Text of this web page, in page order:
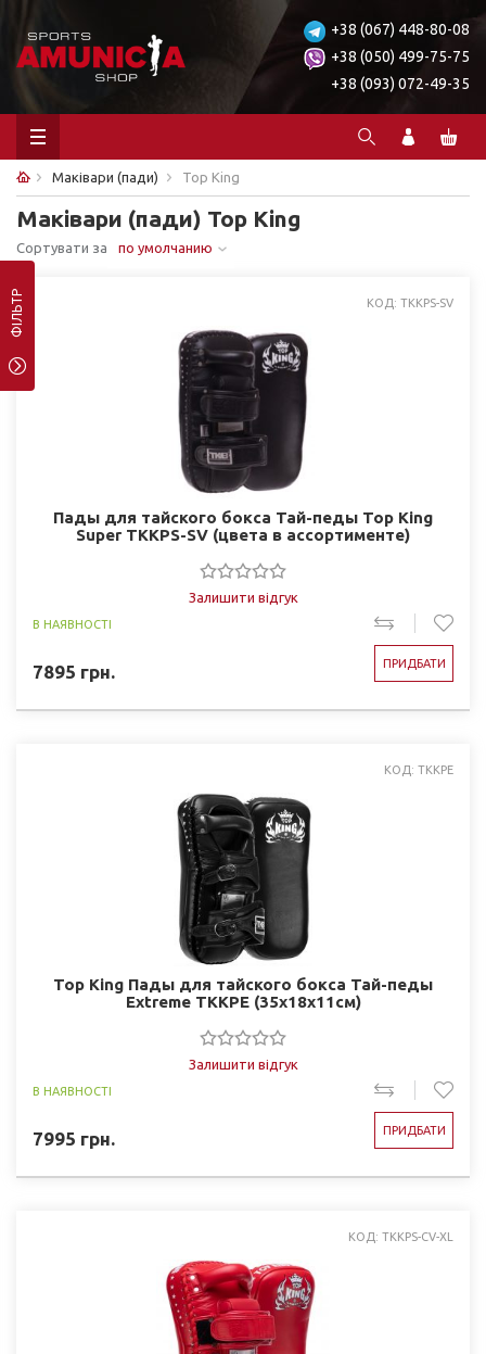
+38 (067) 448-80-08
+38 (050) 499-75-75
+38 (093) 072-49-35
Маківари (пади) Top King
Маківари (пади) Top King
Сортувати за по умолчанию
ФІЛЬТР КОД: TKKPS-SV
Пады для тайского бокса Тай-педы Top King
Super TKKPS-SV (цвета в ассортименте)
Залишити відгук
В НАЯВНОСТІ
7895 грн. ПРИДБАТИ
КОД: TKKPE
Top King Пады для тайского бокса Тай-педы
Extreme TKKPE (35x18x11см)
Залишити відгук
В НАЯВНОСТІ
7995 грн. ПРИДБАТИ
КОД: TKKPS-CV-XL